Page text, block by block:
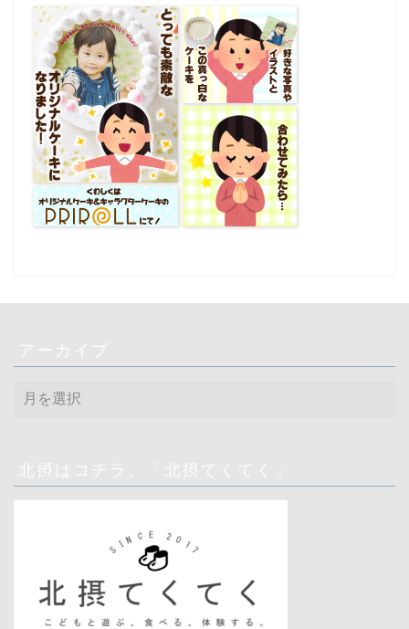
アーカイブ
ー
ブ北摂はコチラ。「北摂てくてく」